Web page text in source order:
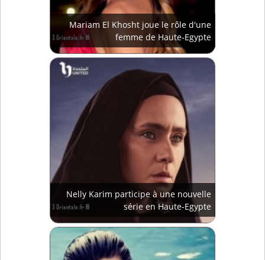
Mariam El Khosht joue le rôle d'une
femme de Haute-Egypte
Nelly Karim participe à une nouvelle
série en Haute-Egypte